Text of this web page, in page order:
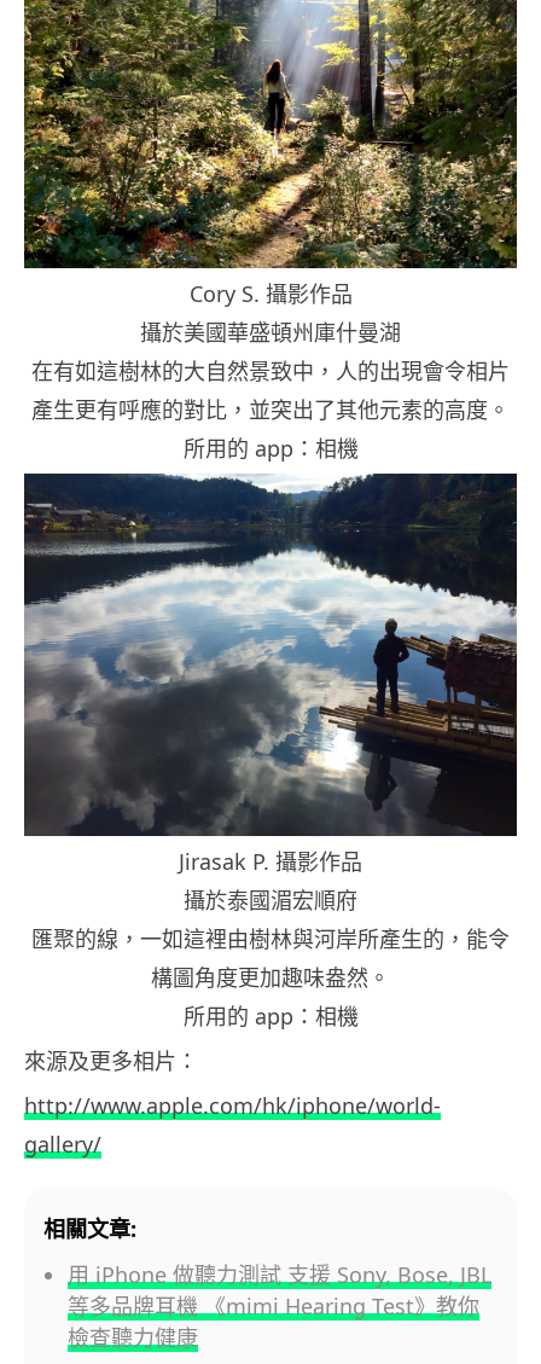
Cory S. 攝影作品
攝於美國華盛頓州庫什曼湖
在有如這樹林的大自然景致中，人的出現會令相片
產生更有呼應的對比，並突出了其他元素的高度。
所用的 app：相機
Jirasak P. 攝影作品
攝於泰國湄宏順府
匯聚的線，一如這裡由樹林與河岸所產生的，能令
構圖角度更加趣味盎然。
所用的 app：相機
來源及更多相片：
http://www.apple.com/hk/iphone/world-
gallery/
相關文章:
用 iPhone 做聽力測試 支援 Sony, Bose, JBL
等多品牌耳機 《mimi Hearing Test》教你
檢查聽力健康